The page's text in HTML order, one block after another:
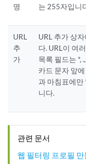
명
는 255자입니
URL
추
가
URL 추가 상
다. URL이 여
목록 필드는 *,
카드 문자 앞
과 마침표에만
니다.
관련 문서
웹 필터링 프로필 만